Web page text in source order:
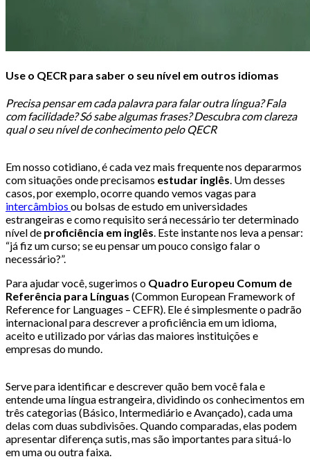
Use o QECR para saber o seu nível em outros idiomas
Precisa pensar em cada palavra para falar outra língua? Fala
com facilidade? Só sabe algumas frases? Descubra com clareza
qual o seu nível de conhecimento pelo QECR
Em nosso cotidiano, é cada vez mais frequente nos depararmos
com situações onde precisamos estudar inglês. Um desses
casos, por exemplo, ocorre quando vemos vagas para
intercâmbios ou bolsas de estudo em universidades
estrangeiras e como requisito será necessário ter determinado
nível de proficiência em inglês. Este instante nos leva a pensar:
“já fiz um curso; se eu pensar um pouco consigo falar o
necessário?”.
Para ajudar você, sugerimos o Quadro Europeu Comum de
Referência para Línguas (Common European Framework of
Reference for Languages – CEFR). Ele é simplesmente o padrão
internacional para descrever a proficiência em um idioma,
aceito e utilizado por várias das maiores instituições e
empresas do mundo.
Serve para identificar e descrever quão bem você fala e
entende uma língua estrangeira, dividindo os conhecimentos em
três categorias (Básico, Intermediário e Avançado), cada uma
delas com duas subdivisões. Quando comparadas, elas podem
apresentar diferença sutis, mas são importantes para situá-lo
em uma ou outra faixa.